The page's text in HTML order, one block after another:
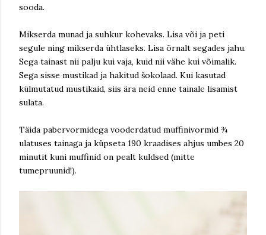
sooda.
Mikserda munad ja suhkur kohevaks. Lisa või ja peti
segule ning mikserda ühtlaseks. Lisa õrnalt segades jahu.
Sega tainast nii palju kui vaja, kuid nii vähe kui võimalik.
Sega sisse mustikad ja hakitud šokolaad. Kui kasutad
külmutatud mustikaid, siis ära neid enne tainale lisamist
sulata.
Täida pabervormidega vooderdatud muffinivormid ¾
ulatuses tainaga ja küpseta 190 kraadises ahjus umbes 20
minutit kuni muffinid on pealt kuldsed (mitte
tumepruunid!).